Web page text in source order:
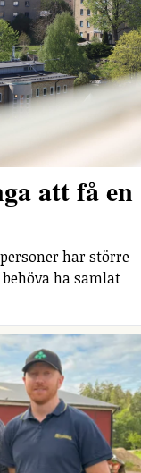
att få en
har större
ha samlat